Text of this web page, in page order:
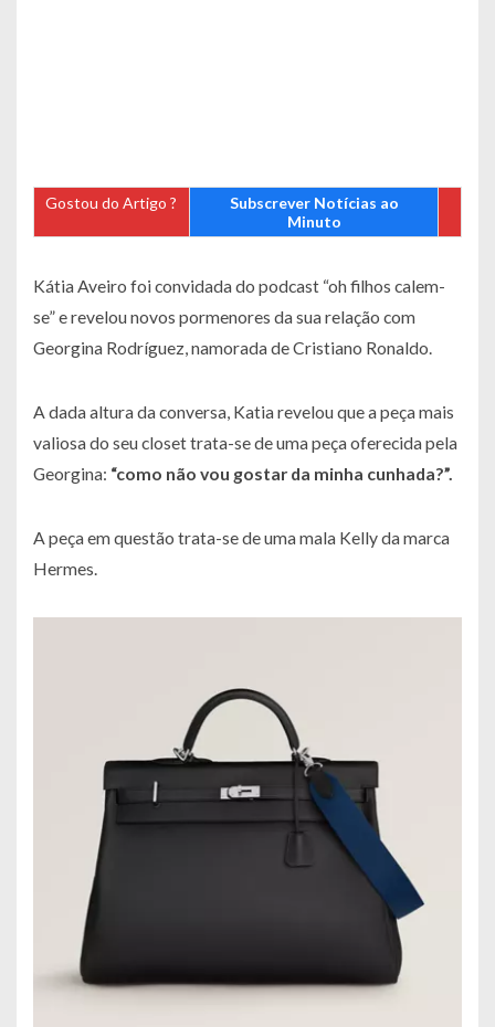
Gostou do Artigo ?
Subscrever Notícias ao
Minuto
Kátia Aveiro foi convidada do podcast “oh filhos calem-
se” e revelou novos pormenores da sua relação com
Georgina Rodríguez, namorada de Cristiano Ronaldo.
A dada altura da conversa, Katia revelou que a peça mais
valiosa do seu closet trata-se de uma peça oferecida pela
Georgina: “como não vou gostar da minha cunhada?”.
A peça em questão trata-se de uma mala Kelly da marca
Hermes.